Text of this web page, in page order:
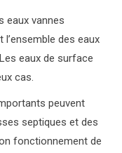
eaux vannes
des eaux
eaux de surface
cas.
peuvent
septiques et des
fonctionnement de